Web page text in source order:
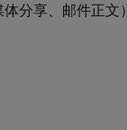
分享、邮件正文